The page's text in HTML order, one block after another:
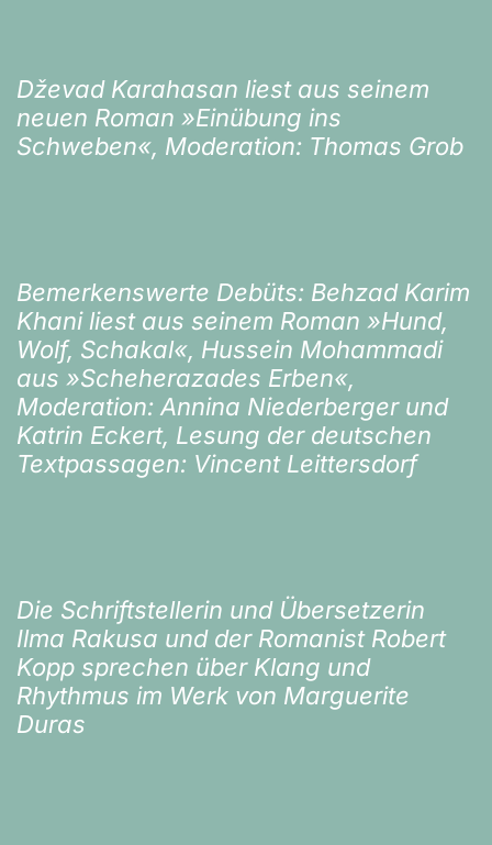
Dževad Karahasan liest aus seinem
neuen Roman »Einübung ins
Schweben«, Moderation: Thomas Grob
Bemerkenswerte Debüts: Behzad Karim
Khani liest aus seinem Roman »Hund,
Wolf, Schakal«, Hussein Mohammadi
aus »Scheherazades Erben«,
Moderation: Annina Niederberger und
Katrin Eckert, Lesung der deutschen
Textpassagen: Vincent Leittersdorf
Die Schriftstellerin und Übersetzerin
Ilma Rakusa und der Romanist Robert
Kopp sprechen über Klang und
Rhythmus im Werk von Marguerite
Duras